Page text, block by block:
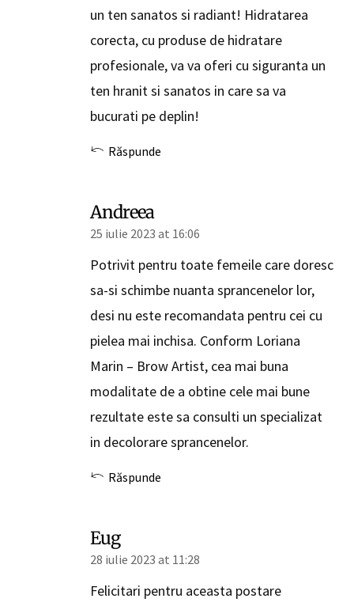
un ten sanatos si radiant! Hidratarea
corecta, cu produse de hidratare
profesionale, va va oferi cu siguranta un
ten hranit si sanatos in care sa va
bucurati pe deplin!
Răspunde
Andreea
25 iulie 2023 at 16:06
Potrivit pentru toate femeile care doresc
sa-si schimbe nuanta sprancenelor lor,
desi nu este recomandata pentru cei cu
pielea mai inchisa. Conform Loriana
Marin – Brow Artist, cea mai buna
modalitate de a obtine cele mai bune
rezultate este sa consulti un specializat
in decolorare sprancenelor.
Răspunde
Eug
28 iulie 2023 at 11:28
Felicitari pentru aceasta postare